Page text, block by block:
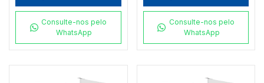
Consulte-nos pelo
WhatsApp
Consulte-nos pelo
WhatsApp